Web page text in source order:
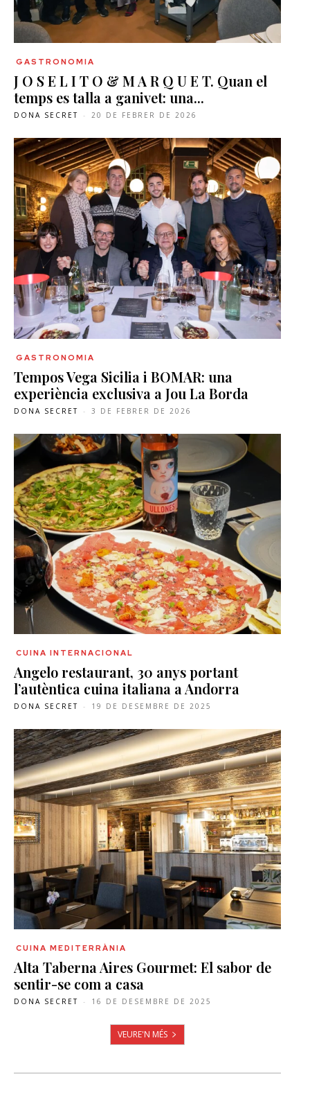
GASTRONOMIA
J O S E L I T O & M A R Q U E T. Quan el
temps es talla a ganivet: una...
DONA SECRET - 20 DE FEBRER DE 2026
GASTRONOMIA
Tempos Vega Sicilia i BOMAR: una
experiència exclusiva a Jou La Borda
DONA SECRET - 3 DE FEBRER DE 2026
CUINA INTERNACIONAL
Angelo restaurant, 30 anys portant
l’autèntica cuina italiana a Andorra
DONA SECRET - 19 DE DESEMBRE DE 2025
CUINA MEDITERRÀNIA
Alta Taberna Aires Gourmet: El sabor de
sentir-se com a casa
DONA SECRET - 16 DE DESEMBRE DE 2025
VEURE'N MÉS